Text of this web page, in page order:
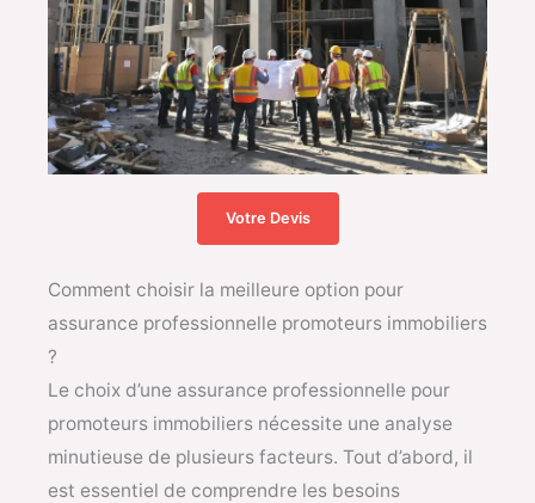
Votre Devis
Comment choisir la meilleure option pour
assurance professionnelle promoteurs immobiliers
?
Le choix d’une assurance professionnelle pour
promoteurs immobiliers nécessite une analyse
minutieuse de plusieurs facteurs. Tout d’abord, il
est essentiel de comprendre les besoins